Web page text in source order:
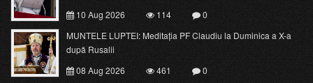
10 Aug 2026
114
0
MUNTELE LUPTEI: Meditația PF Claudiu la Duminica a X-a
după Rusalii
08 Aug 2026
461
0